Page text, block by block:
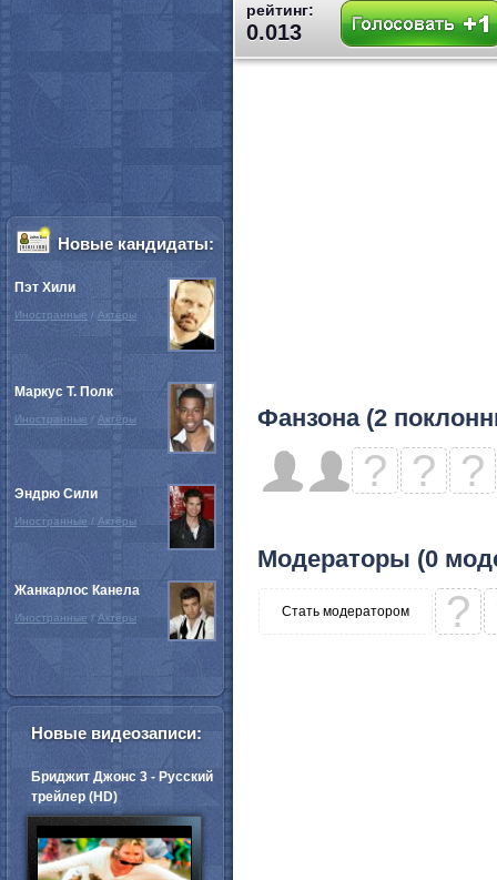
рейтинг:
0.013
Фанзона (2
? ? ?
Модераторы (0
Стать модератором ?
Новые кандидаты:
Пэт Хили
Иностранные / Актёры
Маркус Т. Полк
Иностранные / Актёры
Эндрю Сили
Иностранные / Актёры
Жанкарлос Канела
Иностранные / Актёры
Новые видеозаписи:
Бриджит Джонс 3 - Русский
трейлер (HD)